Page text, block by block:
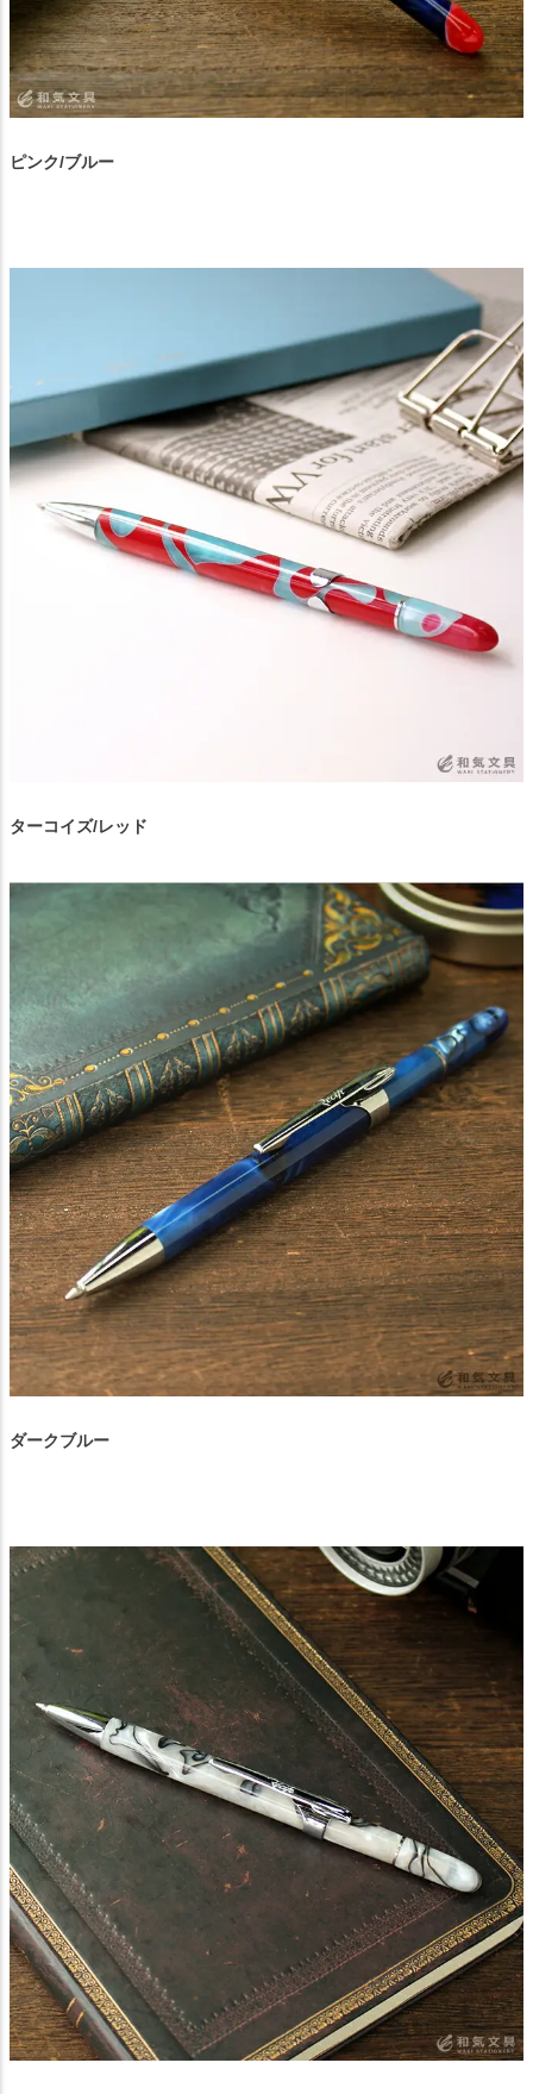
ピンク/ブルー
ターコイズ/レッド
ダークブルー